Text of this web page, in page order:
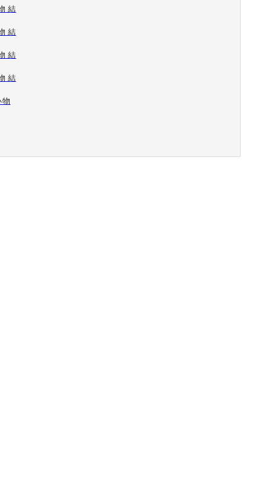
結
結
結
結
物